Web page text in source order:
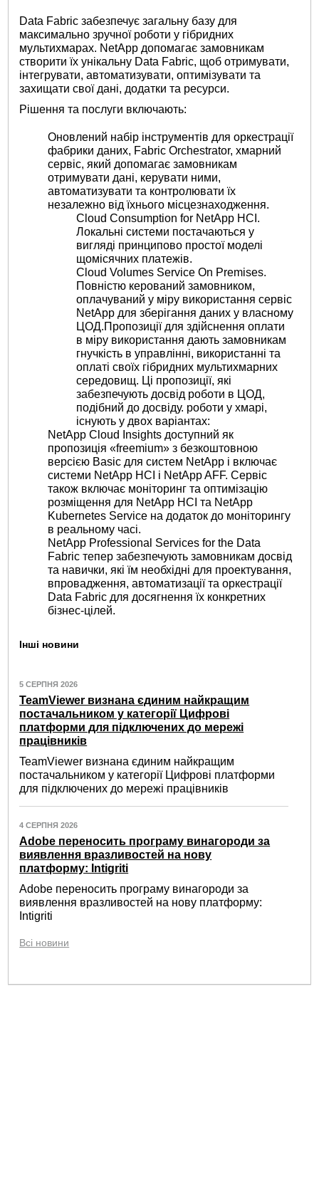
Data Fabric забезпечує загальну базу для
максимально зручної роботи у гібридних
мультихмарах. NetApp допомагає замовникам
створити їх унікальну Data Fabric, щоб отримувати,
інтегрувати, автоматизувати, оптимізувати та
захищати свої дані, додатки та ресурси.
Рішення та послуги включають:
Оновлений набір інструментів для оркестрації
фабрики даних, Fabric Orchestrator, хмарний
сервіс, який допомагає замовникам
отримувати дані, керувати ними,
автоматизувати та контролювати їх
незалежно від їхнього місцезнаходження.
Cloud Consumption for NetApp HCI.
Локальні системи постачаються у
вигляді принципово простої моделі
щомісячних платежів.
Cloud Volumes Service On Premises.
Повністю керований замовником,
оплачуваний у міру використання сервіс
NetApp для зберігання даних у власному
ЦОД.Пропозиції для здійснення оплати
в міру використання дають замовникам
гнучкість в управлінні, використанні та
оплаті своїх гібридних мультихмарних
середовищ. Ці пропозиції, які
забезпечують досвід роботи в ЦОД,
подібний до досвіду. роботи у хмарі,
існують у двох варіантах:
NetApp Cloud Insights доступний як
пропозиція «freemium» з безкоштовною
версією Basic для систем NetApp і включає
системи NetApp HCI і NetApp AFF. Сервіс
також включає моніторинг та оптимізацію
розміщення для NetApp HCI та NetApp
Kubernetes Service на додаток до моніторингу
в реальному часі.
NetApp Professional Services for the Data
Fabric тепер забезпечують замовникам досвід
та навички, які їм необхідні для проектування,
впровадження, автоматизації та оркестрації
Data Fabric для досягнення їх конкретних
бізнес-цілей.
Інші новини
5 СЕРПНЯ 2026
TeamViewer визнана єдиним найкращим
постачальником у категорії Цифрові
платформи для підключених до мережі
працівників
TeamViewer визнана єдиним найкращим
постачальником у категорії Цифрові платформи
для підключених до мережі працівників
4 СЕРПНЯ 2026
Adobe переносить програму винагороди за
виявлення вразливостей на нову
платформу: Intigriti
Adobe переносить програму винагороди за
виявлення вразливостей на нову платформу:
Intigriti
Всі новини